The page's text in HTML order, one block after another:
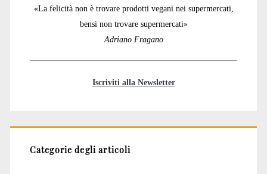
«La felicità non è trovare prodotti vegani nei supermercati,
bensì non trovare supermercati»
Adriano Fragano
Iscriviti alla Newsletter
Categorie degli articoli